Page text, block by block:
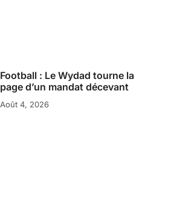
Football : Le Wydad tourne la
page d’un mandat décevant
Août 4, 2026